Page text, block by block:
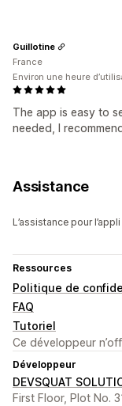
The app is easy to
needed, I
Guillotine
France
Environ une heure
Assistance
L’assistance pour
Ressources
Politique de
FAQ
Tutoriel
Ce développeur
Développeur
DEVSQUAT
First Floor, Plot No.